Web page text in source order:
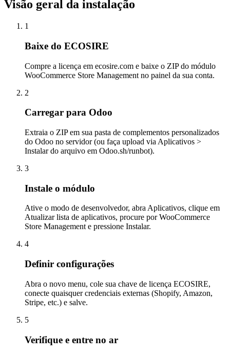
Visão geral da instalação
1
Baixe do ECOSIRE
Compre a licença em ecosire.com e baixe o ZIP do módulo
WooCommerce Store Management no painel da sua conta.
2
Carregar para Odoo
Extraia o ZIP em sua pasta de complementos personalizados
do Odoo no servidor (ou faça upload via Aplicativos >
Instalar do arquivo em Odoo.sh/runbot).
3
Instale o módulo
Ative o modo de desenvolvedor, abra Aplicativos, clique em
Atualizar lista de aplicativos, procure por WooCommerce
Store Management e pressione Instalar.
4
Definir configurações
Abra o novo menu, cole sua chave de licença ECOSIRE,
conecte quaisquer credenciais externas (Shopify, Amazon,
Stripe, etc.) e salve.
5
Verifique e entre no ar